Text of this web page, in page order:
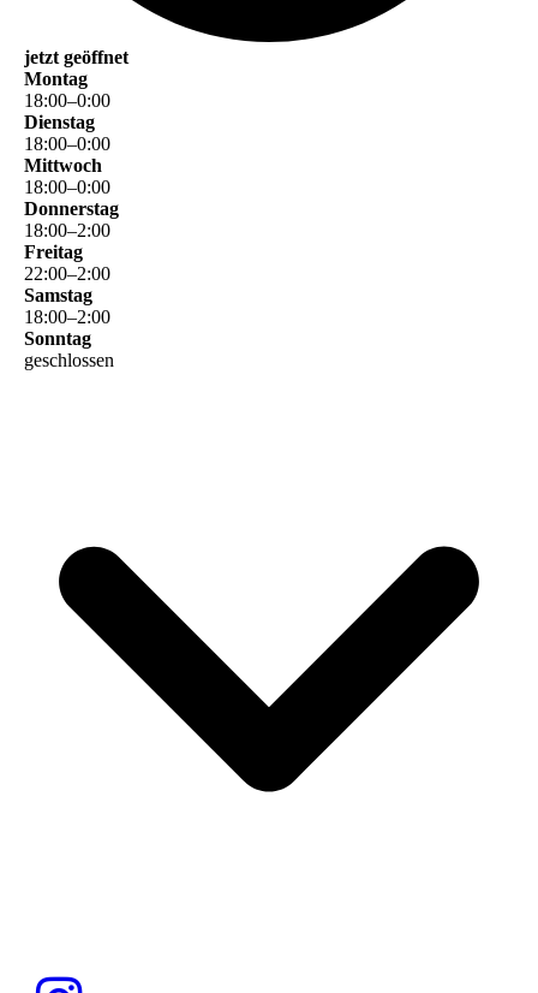
jetzt geöffnet
Montag
18:00–0:00
Dienstag
18:00–0:00
Mittwoch
18:00–0:00
Donnerstag
18:00–2:00
Freitag
22:00–2:00
Samstag
18:00–2:00
Sonntag
geschlossen